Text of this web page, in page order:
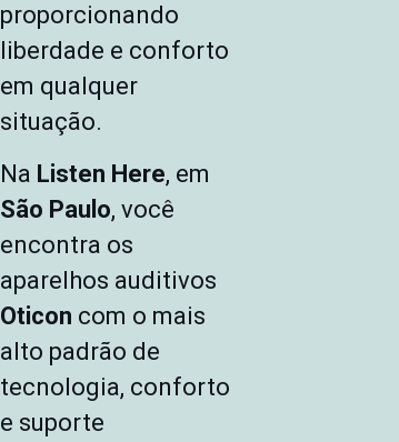
proporcionando
liberdade e conforto
em qualquer
situação.
Na Listen Here, em
São Paulo, você
encontra os
aparelhos auditivos
Oticon com o mais
alto padrão de
tecnologia, conforto
e suporte